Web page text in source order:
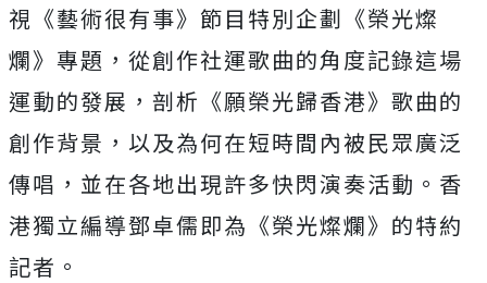
視《藝術很有事》節目特別企劃《榮光燦
爛》專題，從創作社運歌曲的角度記錄這場
運動的發展，剖析《願榮光歸香港》歌曲的
創作背景，以及為何在短時間內被民眾廣泛
傳唱，並在各地出現許多快閃演奏活動。香
港獨立編導鄧卓儒即為《榮光燦爛》的特約
記者。